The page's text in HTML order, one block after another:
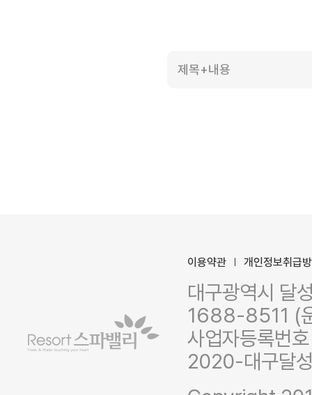
제목+내용
이용약관 개인정보취급
대구광역시 달
1688-8511 (
사업자등록번
2020-대구달